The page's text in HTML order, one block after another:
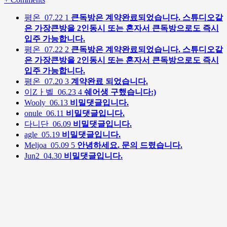
평온 07.22 1 큰독방은 계약완료되었습니다. 스튜디오같
은 가장큰방을 2인동시 또는 혼자서 큰독방으로도 즉시
입주 가능합니다.
평온 07.22 2 큰독방은 계약완료되었습니다. 스튜디오같
은 가장큰방을 2인동시 또는 혼자서 큰독방으로도 즉시
입주 가능합니다.
평온 07.20 3 계약완료 되었습니다.
이Zㅏ벨 06.23 4 쉐어생 구했습니다:)
Wooly 06.13 비밀댓글입니다.
onule 06.11 비밀댓글입니다.
다니단 06.09 비밀댓글입니다.
agle 05.19 비밀댓글입니다.
Meljoa 05.09 5 안녕하세요. 문의 드렸습니다.
Jun2 04.30 비밀댓글입니다.